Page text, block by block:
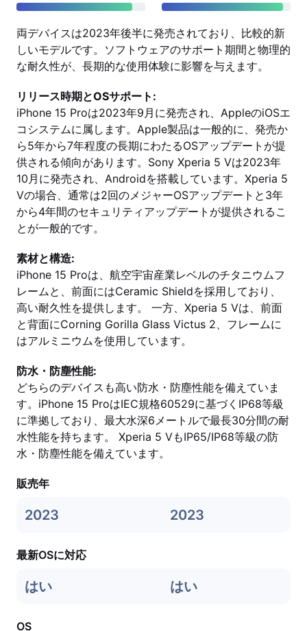
両デバイスは2023年後半に発売されており、比較的新
しいモデルです。ソフトウェアのサポート期間と物理的
な耐久性が、長期的な使用体験に影響を与えます。
リリース時期とOSサポート:
iPhone 15 Proは2023年9月に発売され、AppleのiOSエ
コシステムに属します。Apple製品は一般的に、発売か
ら5年から7年程度の長期にわたるOSアップデートが提
供される傾向があります。Sony Xperia 5 Vは2023年
10月に発売され、Androidを搭載しています。Xperia 5
Vの場合、通常は2回のメジャーOSアップデートと3年
から4年間のセキュリティアップデートが提供されるこ
とが一般的です。
素材と構造:
iPhone 15 Proは、航空宇宙産業レベルのチタニウムフ
レームと、前面にはCeramic Shieldを採用しており、
高い耐久性を提供します。 一方、Xperia 5 Vは、前面
と背面にCorning Gorilla Glass Victus 2、フレームに
はアルミニウムを使用しています。
防水・防塵性能:
どちらのデバイスも高い防水・防塵性能を備えていま
す。iPhone 15 ProはIEC規格60529に基づくIP68等級
に準拠しており、最大水深6メートルで最長30分間の耐
水性能を持ちます。 Xperia 5 VもIP65/IP68等級の防
水・防塵性能を備えています。
販売年
2023 2023
最新OSに対応
はい はい
OS